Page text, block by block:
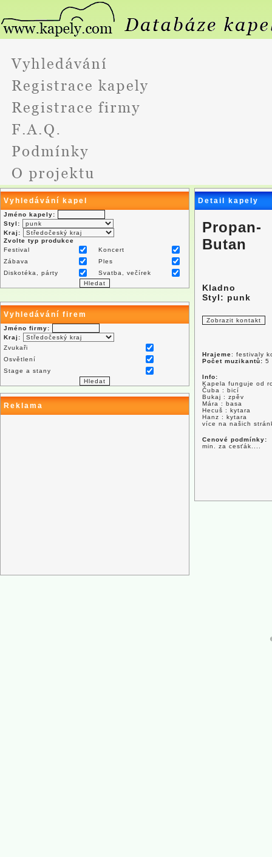
Vyhledávání kapel
Jméno kapely:
Styl:
Kraj:
Zvolte typ produkce
Festival
Koncert
Zábava
Ples
Diskotéka, párty
Svatba, večírek
Vyhledávání firem
Jméno firmy:
Kraj:
Zvukaři
Osvětlení
Stage a stany
Reklama
Detail kapely
Propan-
Butan
Kladno
Styl: punk
Hrajeme: festivaly
Počet muzikantů: 5
Info:
Kapela funguje od
Čuba : bicí
Bukaj : zpěv
Mára : basa
Hecuš : kytara
Hanz : kytara
více na našich
Cenové podmínky:
min. za cesťák....